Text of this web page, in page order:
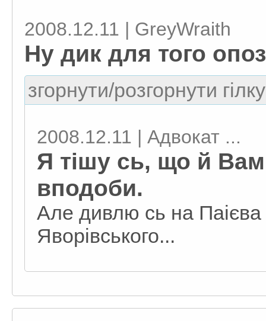
2008.12.11 | GreyWraith
Ну дик для того
згорнути/розгорнути
2008.12.11 | Адвокат ...
Я тішу сь, що й
вподоби.
Але дивлю сь на
Яворівського...